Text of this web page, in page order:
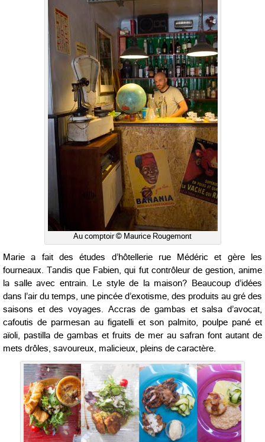
Au comptoir © Maurice Rougemont
Marie a fait des études d’hôtellerie rue Médéric et gère les
fourneaux. Tandis que Fabien, qui fut contrôleur de gestion, anime
la salle avec entrain. Le style de la maison? Beaucoup d’idées
dans l’air du temps, une pincée d’exotisme, des produits au gré des
saisons et des voyages. Accras de gambas et salsa d’avocat,
cafoutis de parmesan au figatelli et son palmito, poulpe pané et
aïoli, pastilla de gambas et fruits de mer au safran font autant de
mets drôles, savoureux, malicieux, pleins de caractère.